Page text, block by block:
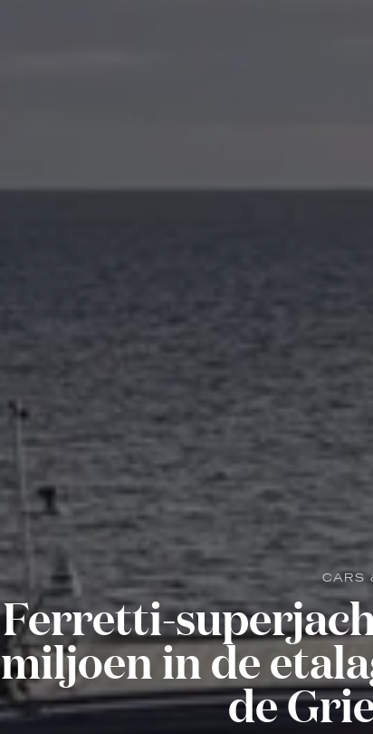
CARS
Ferretti-
miljoen in de
de